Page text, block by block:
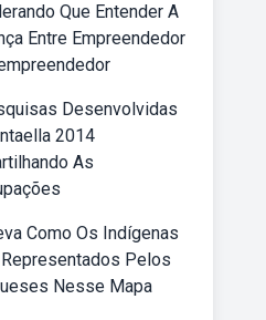
Que Entender A
Entre Empreendedor
Desenvolvidas
2014
As
Como Os Indígenas
Pelos
Nesse Mapa